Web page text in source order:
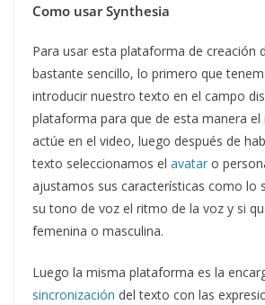
Como usar Synthesia
Para usar esta plataforma de creación
bastante sencillo, lo primero que
introducir nuestro texto en el campo
plataforma para que de esta manera el
actúe en el video, luego después de
texto seleccionamos el avatar o
ajustamos sus características como lo
su tono de voz el ritmo de la voz y si
femenina o masculina.
Luego la misma plataforma es la
sincronización del texto con las